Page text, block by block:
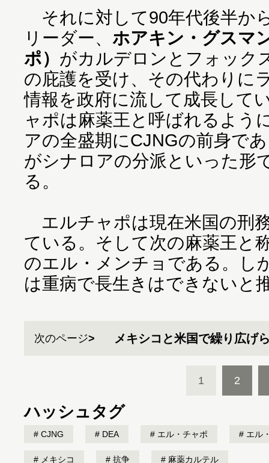
それに対して90年代後半か
リーダー、 ホアキン・グスマ
ポ） がカルデロンとフォック
の庇護を受け、その代わりに
情報を政府に流して成長して
ャポは麻薬王と呼ばれるよう
アの全盛期にCJNGの前身で
がシナロアの分派といった形
る。
エルチャポは現在米国の刑
ている。そして次の麻薬王と
のエル・メンチョである。し
は重病で長生きはできないと
次のページ メキシコと米国で繰り広げ
1 2
ハッシュタグ
CJNG DEA エル・チャポ エル
メキシコ 抗争 麻薬カルテル